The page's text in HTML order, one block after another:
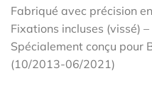
Fabriqué avec précision
Fixations incluses (vissé)
Spécialement conçu pour
(10/2013-06/2021)